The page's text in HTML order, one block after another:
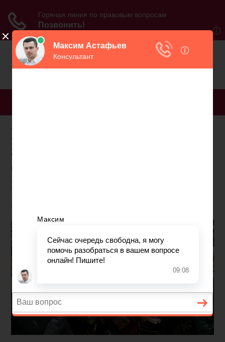
В каких случаях центр
занятости может
отправить на досрочную
пенсию